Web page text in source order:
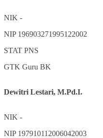
NIK -
NIP 196903271995122002
STAT PNS
GTK Guru BK
Dewitri Lestari, M.Pd.I.
NIK -
NIP 197910112006042003